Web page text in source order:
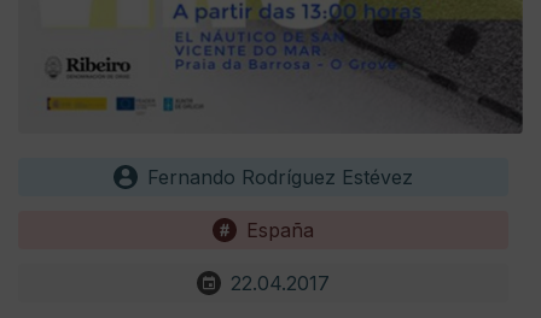
Fernando Rodríguez Estévez
España
22.04.2017